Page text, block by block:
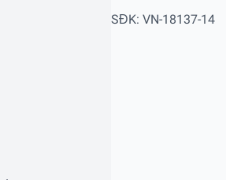
SĐK: VN-18137-14